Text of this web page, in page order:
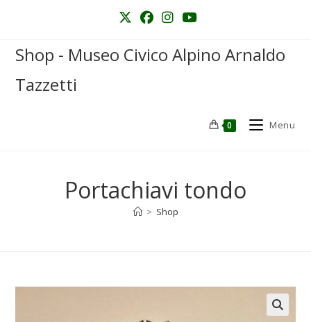
Shop - Museo Civico Alpino Arnaldo
Tazzetti
0 Menu
Portachiavi tondo
> Shop